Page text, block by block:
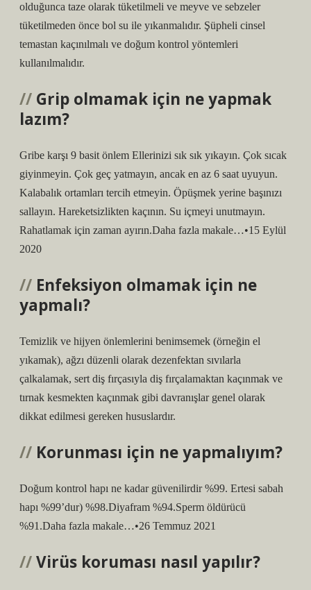
olduğunca taze olarak tüketilmeli ve meyve ve sebzeler
tüketilmeden önce bol su ile yıkanmalıdır. Şüpheli cinsel
temastan kaçınılmalı ve doğum kontrol yöntemleri
kullanılmalıdır.
Grip olmamak için ne yapmak
lazım?
Gribe karşı 9 basit önlem Ellerinizi sık sık yıkayın. Çok sıcak
giyinmeyin. Çok geç yatmayın, ancak en az 6 saat uyuyun.
Kalabalık ortamları tercih etmeyin. Öpüşmek yerine başınızı
sallayın. Hareketsizlikten kaçının. Su içmeyi unutmayın.
Rahatlamak için zaman ayırın.Daha fazla makale…•15 Eylül
2020
Enfeksiyon olmamak için ne
yapmalı?
Temizlik ve hijyen önlemlerini benimsemek (örneğin el
yıkamak), ağzı düzenli olarak dezenfektan sıvılarla
çalkalamak, sert diş fırçasıyla diş fırçalamaktan kaçınmak ve
tırnak kesmekten kaçınmak gibi davranışlar genel olarak
dikkat edilmesi gereken hususlardır.
Korunması için ne yapmalıyım?
Doğum kontrol hapı ne kadar güvenilirdir %99. Ertesi sabah
hapı %99’dur) %98.Diyafram %94.Sperm öldürücü
%91.Daha fazla makale…•26 Temmuz 2021
Virüs koruması nasıl yapılır?